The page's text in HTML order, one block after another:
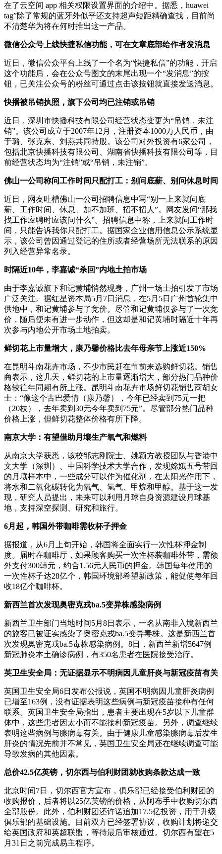
在了云空间 app 相关权限设置界面的介绍中。据悉，huawei
tag”除了常规的蓝牙外似乎还支持超声短距精确查找，目前尚
不清楚华为将在何时推出这一产品。
微信公众号上线快捷私信功能，可在文章底部给作者发消息
近日，微信公众平台上线了一个名为“快捷私信”的功能，开启
这个功能后，会在公众号图文的末尾出现一个“发消息”的按
钮，已关注公众号的粉丝可通过点击该按钮就直接发送消息。
快播被吊销执照，旗下公司均已注销或吊销
近日，深圳市快播科技有限公司经营状态变更为“吊销，未注
销”。该公司成立于2007年12月，注册资本1000万人民币，由
于璐、张克东、刘燕共同持股。该公司对外投资有6家公司，
包括北京快播科技有限公司、湖南省快播科技有限公司等，目
前经营状态均为“注销”或“吊销，未注销”。
佛山一公司称问工作时间只配打工：别问底薪、别问休息时间
近日，网友吐槽佛山一公司招聘信息中写“别一上来就问底
薪、工作时间、休息、加不加班、招不招人”。网友发问“那我
找工作应聘时应该问什么”。招聘信息中称，上来就问工作时
间，只能告诉我你只配打工。据国家企业信用信息公示系统显
示，该公司曾因通过登记的住所或者经营场所无法联系的原因
列入经营异常名录。
时隔近10年，李嘉诚“杀回”内地土拍市场
由于李嘉诚旗下和记黄埔悄然现身，广州一场土拍引发了市场
广泛关注。据红星资本局5月7日消息，在5月5日广州首轮集中
供地中，和记黄埔参与了竞价。尽管和记黄埔仅参与了一次竞
价，随后便未有进一步动作，但这却是和记黄埔时隔近十年再
次参与内地公开市场土地拍卖。
鲜切花上市量增大，康乃馨价格比去年母亲节上涨近150%
在昆明斗南花卉市场，不少市民赶在节前来选购鲜切花。销售
商表示，这几天，鲜切花的上市量逐渐增大，部分热门品种价
格较往年同期有所上涨。昆明斗南花卉市场鲜切花销售商胡女
士：“像这个古巴爱情（康乃馨），今年已经卖到75元一把
（20枝），去年卖到30元今年卖到75元”。尽管部分热门品种
价格上涨，但鲜切花整体价格有所下降。
南京大学：有望借助月壤生产氧气和燃料
从南京大学获悉，该校邹志刚院士、姚颖方教授团队与香港中
文大学（深圳）、中国科学技术大学合作，发现嫦娥五号带回
的月壤样本中，一些成分可以作为催化剂，在太阳光作用下，
将水和二氧化碳转化为氧气、氢气、甲烷和甲醇。基于这一发
现，研究人员提出，未来可以利用月球自身资源建设月球基
地，支持深空探测、研究和旅行。
6月起，韩国外带咖啡需收杯子押金
据报道，从6月上旬开始，韩国将全面实行一次性杯押金制
度。届时在咖啡厅，如果顾客购买一次性杯装咖啡外带，需额
外支付300韩元，约合1.56元人民币的押金。韩国每年使用的
一次性杯子达28亿个，韩国环境部希望新政策，能促使每年回
收18亿个咖啡杯。
新西兰首次发现奥密克戎ba.5变异株感染病例
新西兰卫生部门当地时间5月8日表示，一名从南非入境新西兰
的旅客已被证实感染了奥密克戎ba.5变异毒株。这是新西兰首
次发现奥密克戎ba.5毒株感染病例。8日，新西兰新增5647例
新冠肺炎本土确诊病例，有350名患者在医院接受治疗。
英卫生安全局：无证据显示不明病因儿童肝炎与新冠疫苗有关
英国卫生安全局6日发布公报说，英国不明病因儿童肝炎病例
已增至163例，没有证据表明这些病例与新冠疫苗接种有任何
联系。英国卫生安全局指出，患者主要出现在5岁以下儿童群
体中，这些患者因太小而不能接种新冠疫苗。另外，调查继续
表明这些病例与腺病毒有关。由于健康儿童感染腺病毒后发生
肝炎的情况先前并不常见，英国卫生安全局还在继续调查可能
导致发病的其他因素。
总价42.5亿英镑，切尔西与伯利财团就收购条款达成一致
北京时间7日，切尔西官方宣布，俱乐部已经接受伯利财团的
收购报价，后者将以25亿英镑的价格，从阿布手中收购切尔西
全部股份。此外，伯利财团还许诺追加17.5亿投资，用于升级
俱乐部的基础设施。目前双方已经签署协议，收购计划将递交
给英国政府和英超联盟，等待最后审核通过。切尔西有望在5
月31日之前完成易主程序。